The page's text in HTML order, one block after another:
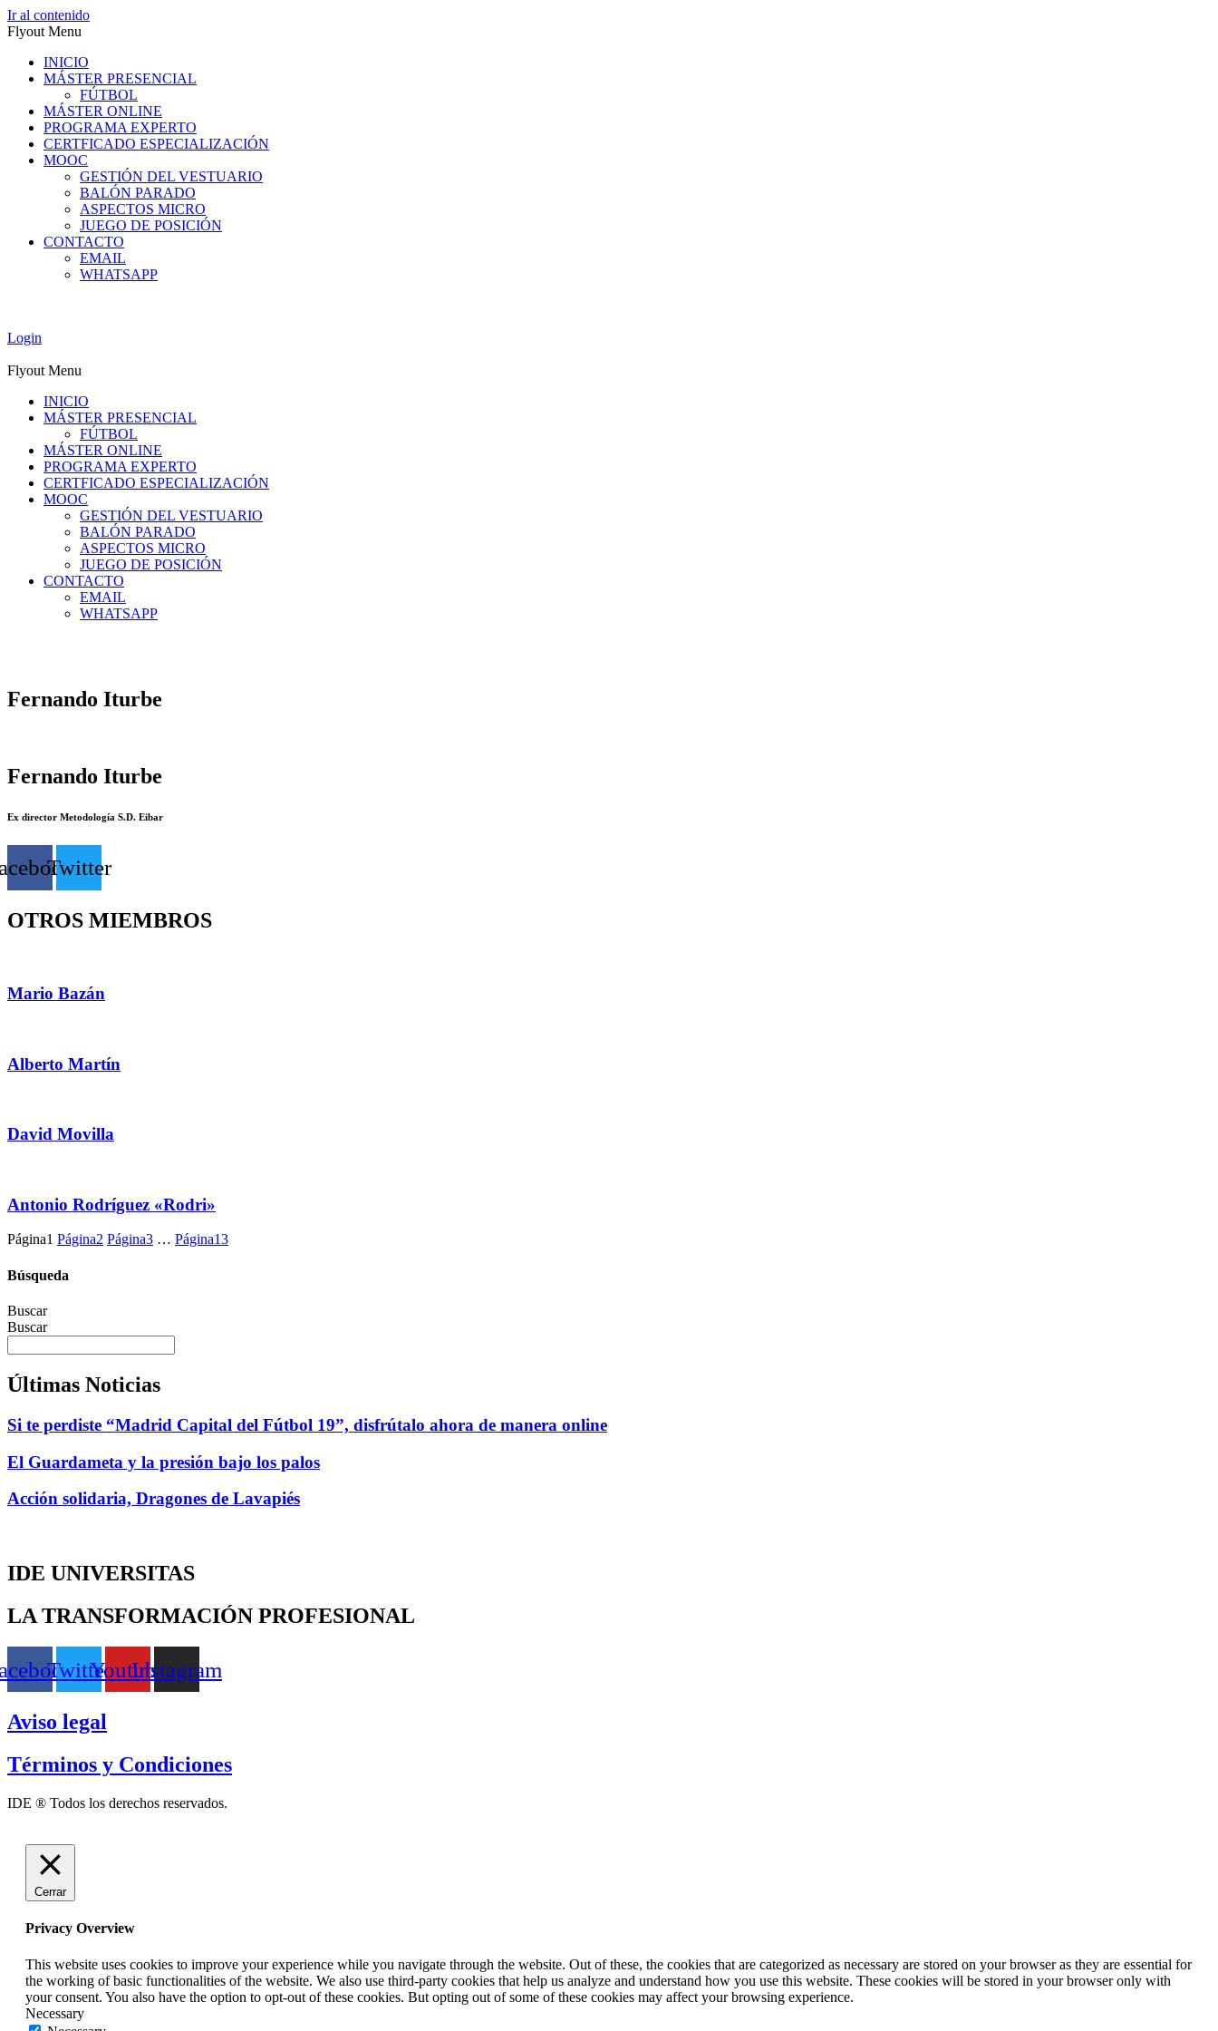
Ir al contenido
Flyout Menu
INICIO
MÁSTER PRESENCIAL
FÚTBOL
MÁSTER ONLINE
PROGRAMA EXPERTO
CERTFICADO ESPECIALIZACIÓN
MOOC
GESTIÓN DEL VESTUARIO
BALÓN PARADO
ASPECTOS MICRO
JUEGO DE POSICIÓN
CONTACTO
EMAIL
WHATSAPP
Login
Flyout Menu
INICIO
MÁSTER PRESENCIAL
FÚTBOL
MÁSTER ONLINE
PROGRAMA EXPERTO
CERTFICADO ESPECIALIZACIÓN
MOOC
GESTIÓN DEL VESTUARIO
BALÓN PARADO
ASPECTOS MICRO
JUEGO DE POSICIÓN
CONTACTO
EMAIL
WHATSAPP
Fernando Iturbe
Fernando Iturbe
Ex director Metodología S.D. Eibar
Twitter
OTROS MIEMBROS
Mario Bazán
Alberto Martín
David Movilla
Antonio Rodríguez «Rodri»
Página1 Página2 Página3 … Página13
Búsqueda
Buscar
Buscar
Últimas Noticias
Si te perdiste “Madrid Capital del Fútbol 19”, disfrútalo ahora de manera online
El Guardameta y la presión bajo los palos
Acción solidaria, Dragones de Lavapiés
IDE UNIVERSITAS
LA TRANSFORMACIÓN PROFESIONAL
TwitterYoutubeInstagram
Aviso legal
Términos y Condiciones
IDE ® Todos los derechos reservados.
Cerrar
Privacy Overview
This website uses cookies to improve your experience while you navigate through the website. Out of these, the cookies that are categorized as necessary are stored on your browser as they are essential for
the working of basic functionalities of the website. We also use third-party cookies that help us analyze and understand how you use this website. These cookies will be stored in your browser only with
your consent. You also have the option to opt-out of these cookies. But opting out of some of these cookies may affect your browsing experience.
Necessary